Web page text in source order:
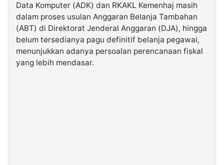
Kabarbaru
Media
Holding
Data Komputer (ADK) dan RKAKL Kemenhaj masih
dalam proses usulan Anggaran Belanja Tambahan
(ABT) di Direktorat Jenderal Anggaran (DJA), hingga
belum tersedianya pagu definitif belanja pegawai,
menunjukkan adanya persoalan perencanaan fiskal
yang lebih mendasar.